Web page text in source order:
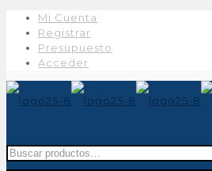
Mi Cuenta
Registrar
Presupuesto
Acceder
Buscar
por: